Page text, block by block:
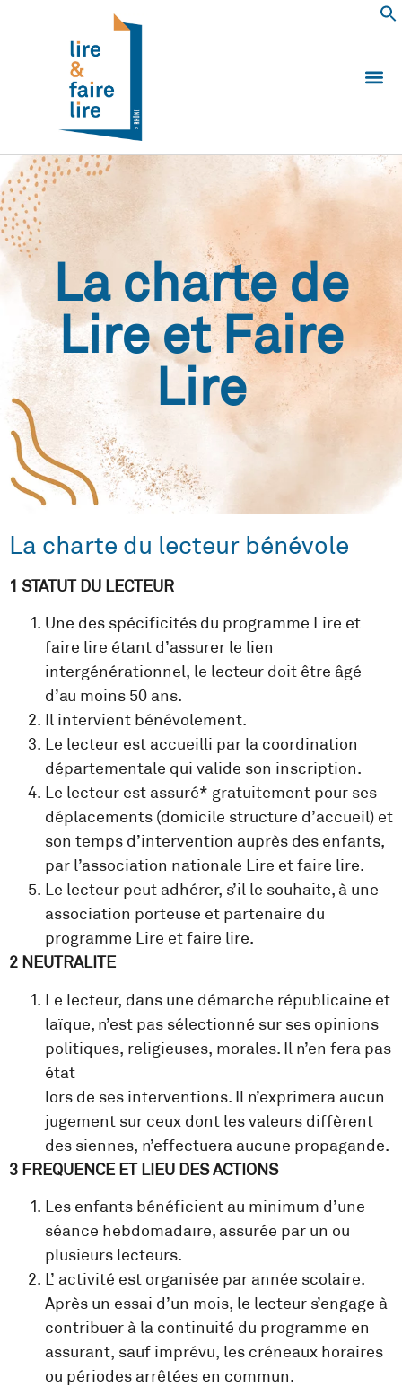
La charte de
Lire et Faire
Lire
La charte du lecteur bénévole
1 STATUT DU LECTEUR
Une des spécificités du programme Lire et
faire lire étant d’assurer le lien
intergénérationnel, le lecteur doit être âgé
d’au moins 50 ans.
Il intervient bénévolement.
Le lecteur est accueilli par la coordination
départementale qui valide son inscription.
Le lecteur est assuré* gratuitement pour ses
déplacements (domicile structure d’accueil) et
son temps d’intervention auprès des enfants,
par l’association nationale Lire et faire lire.
Le lecteur peut adhérer, s’il le souhaite, à une
association porteuse et partenaire du
programme Lire et faire lire.
2 NEUTRALITE
Le lecteur, dans une démarche républicaine et
laïque, n’est pas sélectionné sur ses opinions
politiques, religieuses, morales. Il n’en fera pas
état
lors de ses interventions. Il n’exprimera aucun
jugement sur ceux dont les valeurs diffèrent
des siennes, n’effectuera aucune propagande.
3 FREQUENCE ET LIEU DES ACTIONS
Les enfants bénéficient au minimum d’une
séance hebdomadaire, assurée par un ou
plusieurs lecteurs.
L’ activité est organisée par année scolaire.
Après un essai d’un mois, le lecteur s’engage à
contribuer à la continuité du programme en
assurant, sauf imprévu, les créneaux horaires
ou périodes arrêtées en commun.